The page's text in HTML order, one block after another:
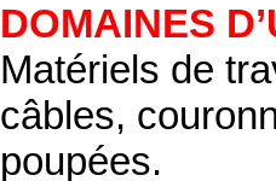
Matériels de
câbles,
poupées.